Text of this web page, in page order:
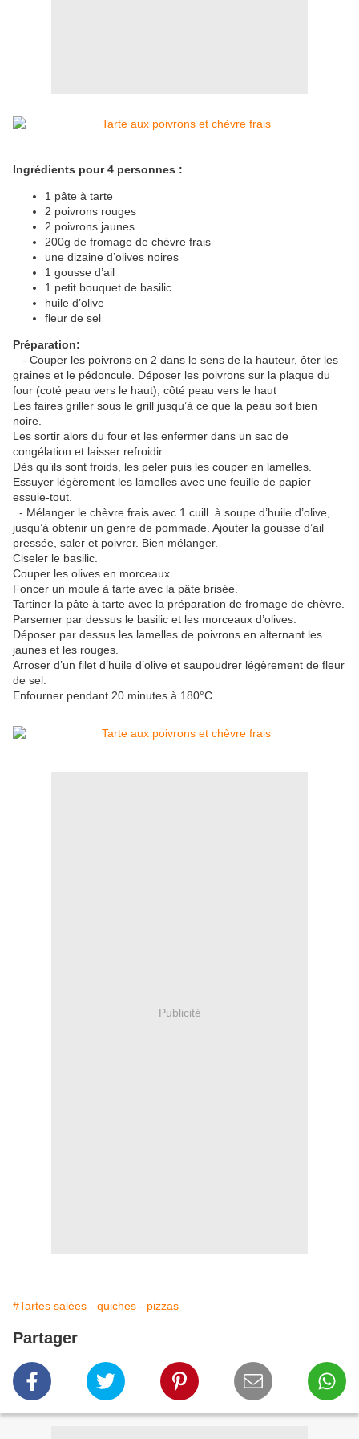
Ingrédients pour 4 personnes :
1 pâte à tarte
2 poivrons rouges
2 poivrons jaunes
200g de fromage de chèvre frais
une dizaine d’olives noires
1 gousse d’ail
1 petit bouquet de basilic
huile d’olive
fleur de sel
Préparation:
- Couper les poivrons en 2 dans le sens de la hauteur, ôter les
graines et le pédoncule. Déposer les poivrons sur la plaque du
four (coté peau vers le haut), côté peau vers le haut
Les faires griller sous le grill jusqu’à ce que la peau soit bien
noire.
Les sortir alors du four et les enfermer dans un sac de
congélation et laisser refroidir.
Dès qu’ils sont froids, les peler puis les couper en lamelles.
Essuyer légèrement les lamelles avec une feuille de papier
essuie-tout.
- Mélanger le chèvre frais avec 1 cuill. à soupe d’huile d’olive,
jusqu’à obtenir un genre de pommade. Ajouter la gousse d’ail
pressée, saler et poivrer. Bien mélanger.
Ciseler le basilic.
Couper les olives en morceaux.
Foncer un moule à tarte avec la pâte brisée.
Tartiner la pâte à tarte avec la préparation de fromage de chèvre.
Parsemer par dessus le basilic et les morceaux d’olives.
Déposer par dessus les lamelles de poivrons en alternant les
jaunes et les rouges.
Arroser d’un filet d’huile d’olive et saupoudrer légèrement de fleur
de sel.
Enfourner pendant 20 minutes à 180°C.
Publicité
#Tartes salées - quiches - pizzas
Partager